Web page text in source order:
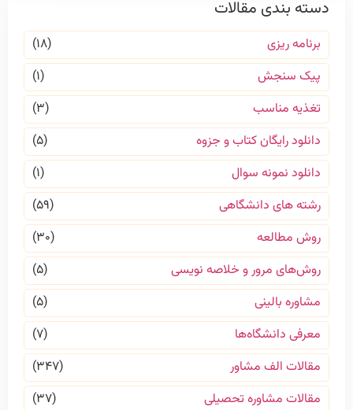
دسته بندی مقالات
برنامه ریزی
(۱۸)
پیک سنجش
(۱)
تغذیه مناسب
(۳)
دانلود رایگان کتاب و جزوه
(۵)
دانلود نمونه سوال
(۱)
رشته های دانشگاهی
(۵۹)
روش مطالعه
(۳۰)
روش‌های مرور و خلاصه نویسی
(۵)
مشاوره بالینی
(۵)
معرفی دانشگاه‌ها
(۷)
مقالات الف مشاور
(۳۴۷)
مقالات مشاوره تحصیلی
(۳۷)